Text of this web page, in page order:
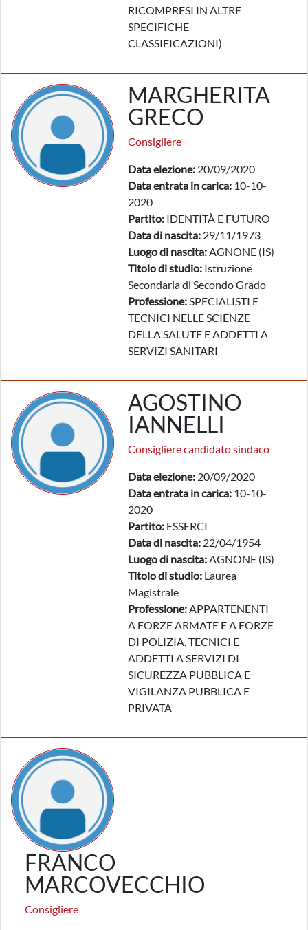
RICOMPRESI IN ALTRE
SPECIFICHE
CLASSIFICAZIONI)
MARGHERITA
GRECO
Consigliere
Data elezione: 20/09/2020
Data entrata in carica: 10-10-
2020
Partito: IDENTITÀ E FUTURO
Data di nascita: 29/11/1973
Luogo di nascita:AGNONE (IS)
Titolo di studio: Istruzione
Secondaria di Secondo Grado
Professione:SPECIALISTI E
TECNICI NELLE SCIENZE
DELLA SALUTE E ADDETTI A
SERVIZI SANITARI
AGOSTINO
IANNELLI
Consigliere candidato sindaco
Data elezione: 20/09/2020
Data entrata in carica: 10-10-
2020
Partito: ESSERCI
Data di nascita: 22/04/1954
Luogo di nascita:AGNONE (IS)
Titolo di studio: Laurea
Magistrale
Professione:APPARTENENTI
A FORZE ARMATE E A FORZE
DI POLIZIA, TECNICI E
ADDETTI A SERVIZI DI
SICUREZZA PUBBLICA E
VIGILANZA PUBBLICA E
PRIVATA
FRANCO
MARCOVECCHIO
Consigliere